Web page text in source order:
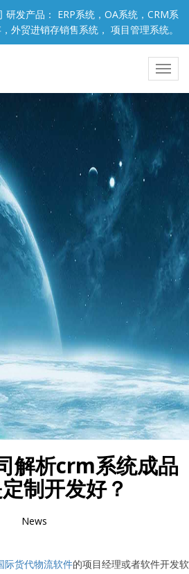
研发产品： ERP系统，OA系统，CRM系
外贸进销存销售系统， 项目管理系统。
解析crm系统成品
制开发好？
News
际货代物流软件的项目经理或者软件开发软